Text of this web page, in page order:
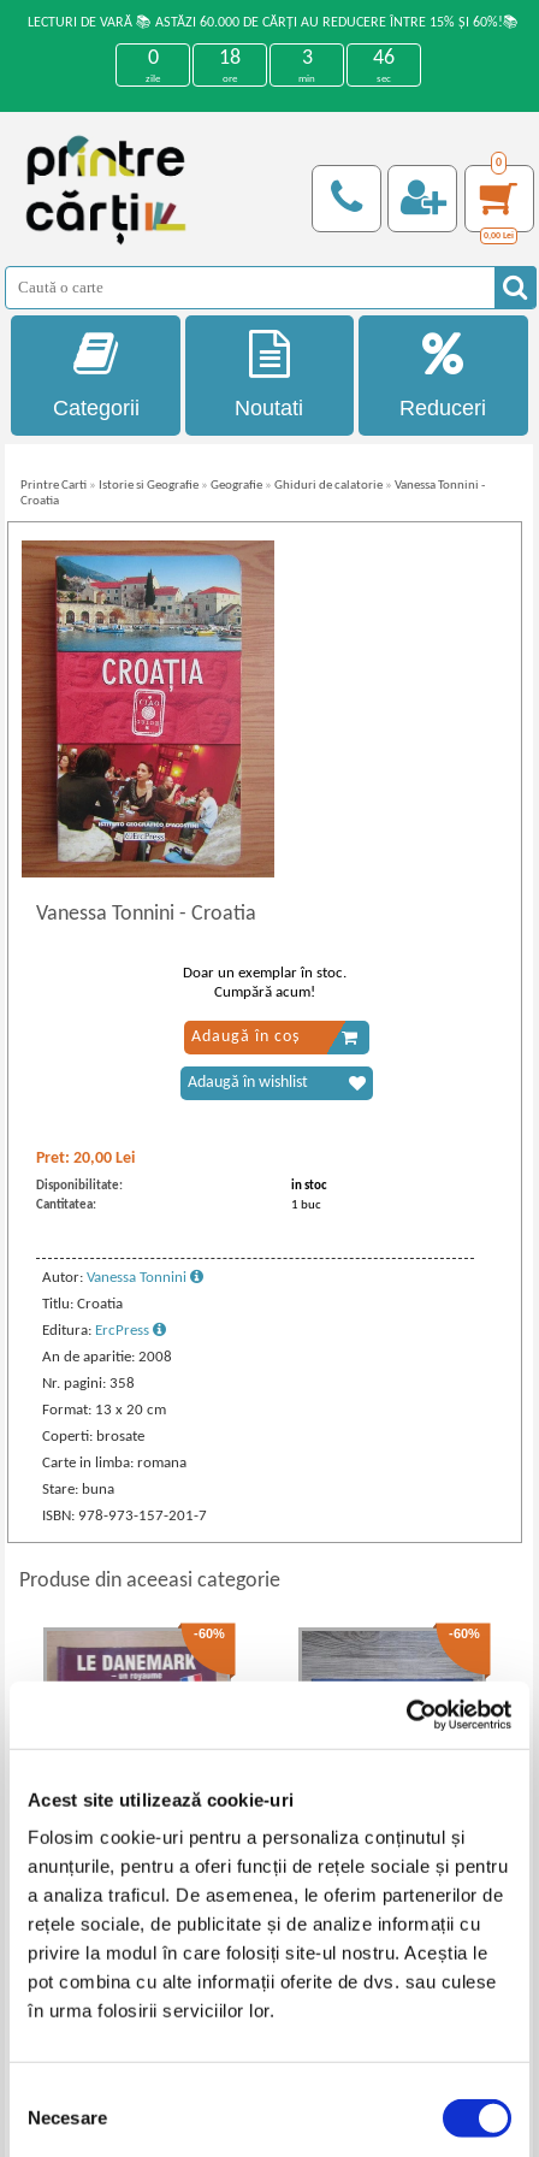
Acest site utilizează cookie-uri
Folosim cookie-uri pentru a personaliza conținutul și
anunțurile, pentru a oferi funcții de rețele sociale și pentru
a analiza traficul. De asemenea, le oferim partenerilor de
rețele sociale, de publicitate și de analize informații cu
privire la modul în care folosiți site-ul nostru. Aceștia le
pot combina cu alte informații oferite de dvs. sau culese
în urma folosirii serviciilor lor.
consimțământului
Necesare
LECTURI DE VARĂ 📚 ASTĂZI 60.000 DE CĂRȚI AU REDUCERE ÎNTRE 15% ȘI 60%!📚
0
zile
18
ore
3
min
46
sec
0
0,00 Lei
Categorii Noutati Reduceri
Printre Carti » Istorie si Geografie »Geografie »Ghiduri de calatorie »Vanessa Tonnini -
Croatia
Vanessa Tonnini- Croatia
Pret:20,00 Lei
Disponibilitate:
in stoc
Cantitatea:
1 buc
Autor:Vanessa Tonnini
Titlu: Croatia
Editura: ErcPress
An de aparitie: 2008
Nr. pagini: 358
Format: 13 x 20 cm
Coperti: brosate
Carte in limba: romana
Stare: buna
ISBN: 978-973-157-201-7
Doar un exemplar în stoc.
Cumpără acum!
Adaugă în coș
Adaugă în wishlist
Produse din aceeasi categorie
-60%
Le Danemark
35,00Lei 14,00
Adaugă în coș
-60%
Lubos Stiburek - Prague
Lei
Adaugă în coș